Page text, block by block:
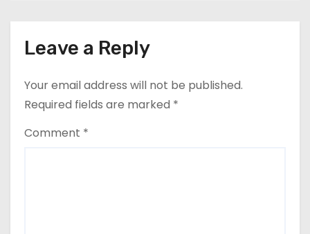
Leave a Reply
Your email address will not be published.
Required fields are marked *
Comment *